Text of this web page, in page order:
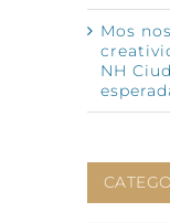
Mos
NH